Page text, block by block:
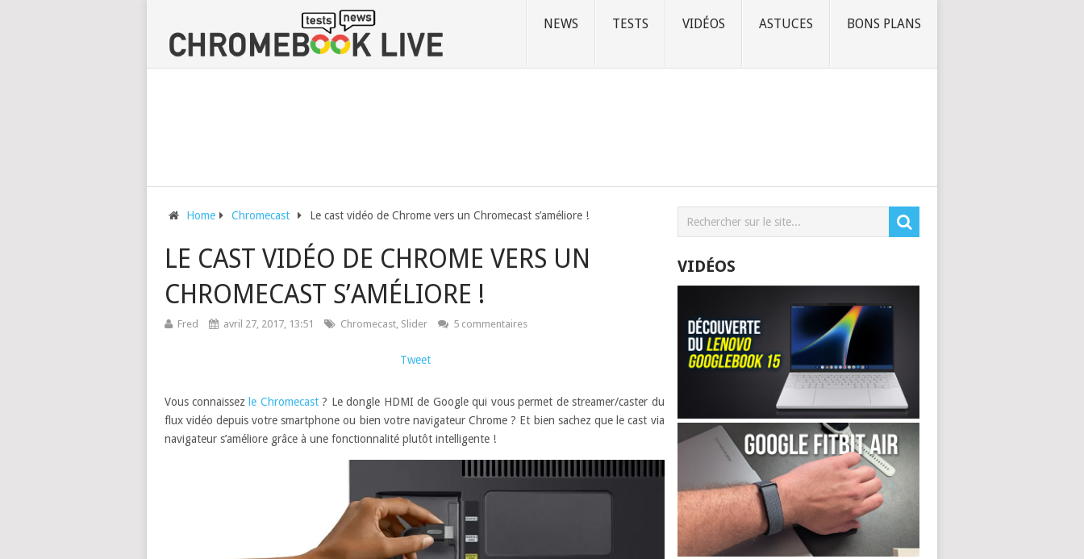
NEWS TESTS VIDÉOS ASTUCES BONS PLANS
Home Chromecast Le cast vidéo de Chrome vers un Chromecast s’améliore !
LE CAST VIDÉO DE CHROME VERS UN
CHROMECAST S’AMÉLIORE !
Fred avril 27, 2017, 13:51 Chromecast, Slider 5 commentaires
Tweet
Vous connaissez le Chromecast? Le dongle HDMI de Google qui vous permet de streamer/caster du
flux vidéo depuis votre smartphone ou bien votre navigateur Chrome ? Et bien sachez que le cast via
navigateur s’améliore grâce à une fonctionnalité plutôt intelligente !
VIDÉOS